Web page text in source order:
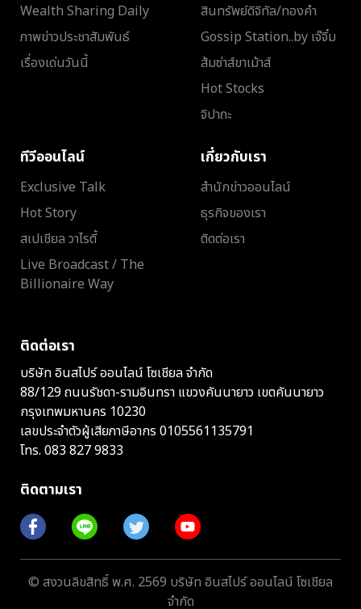
Wealth Sharing Daily
ภาพข่าวประชาสัมพันธ์
เรื่องเด่นวันนี้
สินทรัพย์ดิจิทัล/ทองคำ
Gossip Station..by เจ๊จิ๋ม
ส้มซ่าส์ขาเม้าส์
Hot Stocks
จิปาถะ
ทีวีออนไลน์
Exclusive Talk
Hot Story
สเปเชียล วาไรตี้
Live Broadcast / The
Billionaire Way
เกี่ยวกับเรา
สำนักข่าวออนไลน์
ธุรกิจของเรา
ติดต่อเรา
ติดต่อเรา
บริษัท อินสไปร์ ออนไลน์ โซเชียล จำกัด
88/129 ถนนรัชดา-รามอินทรา แขวงคันนายาว เขตคันนายาว
กรุงเทพมหานคร 10230
เลขประจำตัวผู้เสียภาษีอากร 0105561135791
โทร. 083 827 9833
ติดตามเรา
© สงวนลิขสิทธิ์ พ.ศ. 2569 บริษัท อินสไปร์ ออนไลน์ โซเชียล
จำกัด